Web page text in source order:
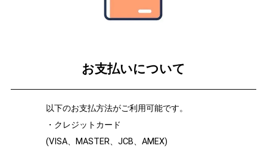
お支払いについて
以下のお支払方法がご利用可能です。
・クレジットカード
(VISA、MASTER、JCB、AMEX)